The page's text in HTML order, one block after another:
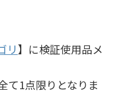
リ】に検証使用品メ
て1点限りとなりま